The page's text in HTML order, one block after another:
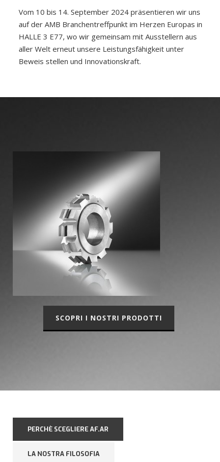
Vom 10 bis 14. September 2024 präsentieren wir uns
auf der AMB Branchentreffpunkt im Herzen Europas in
HALLE 3 E77, wo wir gemeinsam mit Ausstellern aus
aller Welt erneut unsere Leistungsfähigkeit unter
Beweis stellen und Innovationskraft.
SCOPRI I NOSTRI PRODOTTI
PERCHÈ SCEGLIERE AF.AR
LA NOSTRA FILOSOFIA